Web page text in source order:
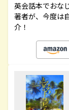
英会話本でおな
著者が、今度は
介！